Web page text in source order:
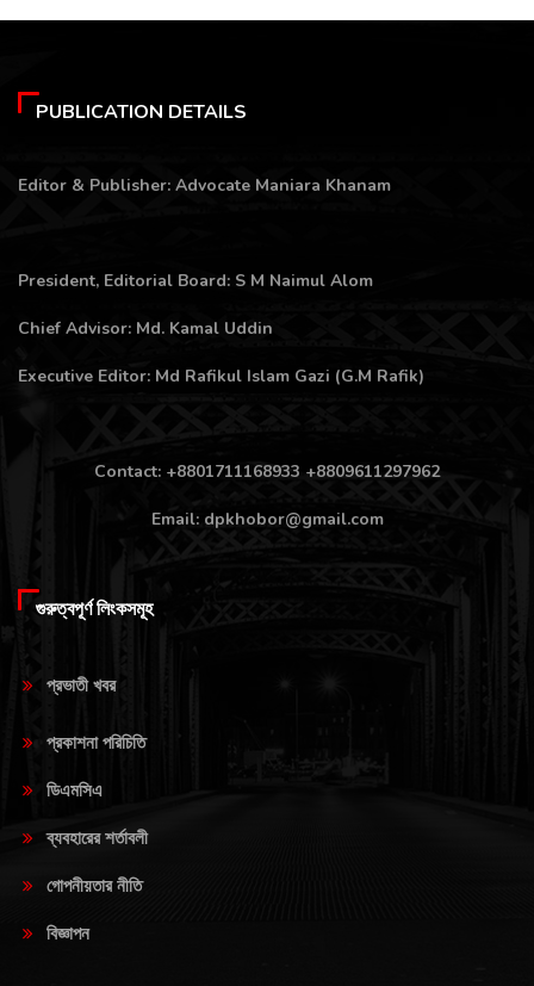
PUBLICATION DETAILS
Editor & Publisher: Advocate Maniara Khanam
President, Editorial Board: S M Naimul Alom
Chief Advisor: Md. Kamal Uddin
Executive Editor: Md Rafikul Islam Gazi (G.M Rafik)
Contact: +8801711168933 +8809611297962
Email: dpkhobor@gmail.com
গুরুত্বপূর্ণ লিংকসমূহ
প্রভাতী খবর
প্রকাশনা পরিচিতি
ডিএমসিএ
ব্যবহারের শর্তাবলী
গোপনীয়তার নীতি
বিজ্ঞাপন